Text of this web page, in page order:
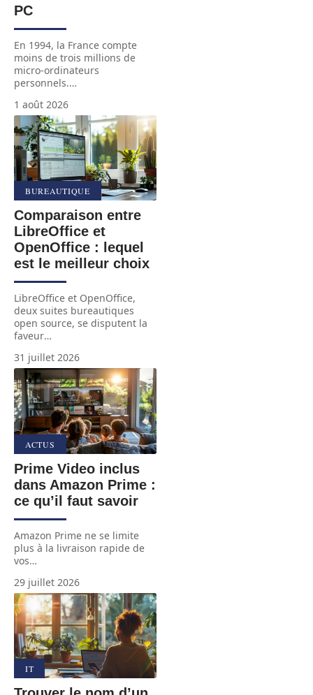
PC
En 1994, la France compte
moins de trois millions de
micro-ordinateurs
personnels.…
1 août 2026
BUREAUTIQUE
Comparaison entre
LibreOffice et
OpenOffice : lequel
est le meilleur choix
LibreOffice et OpenOffice,
deux suites bureautiques
open source, se disputent la
faveur…
31 juillet 2026
ACTUS
Prime Video inclus
dans Amazon Prime :
ce qu’il faut savoir
Amazon Prime ne se limite
plus à la livraison rapide de
vos…
29 juillet 2026
IT